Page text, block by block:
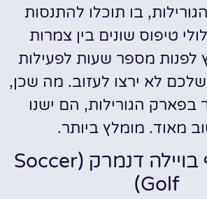
בו תוכלו להתנסות
טיפוס שונים בין צמרות
לפנות מספר שעות לפעילות
שלכם לא ירצו לעזוב. מה שכן,
בפארק הגורילות, הם ישנו
מאוד. מומלץ ביותר.
כדורגל גולף בויילה דנמרק (Soccer
Golf)